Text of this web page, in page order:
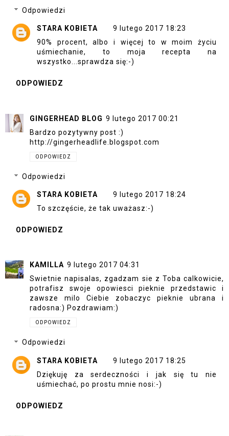
Odpowiedzi
STARA KOBIETA
9 lutego 2017 18:23
90% procent, albo i więcej to w moim życiu
uśmiechanie, to moja recepta na
wszystko...sprawdza się:-)
ODPOWIEDZ
GINGERHEAD BLOG 9 lutego 2017 00:21
Bardzo pozytywny post :)
http://gingerheadlife.blogspot.com
ODPOWIEDZ
Odpowiedzi
STARA KOBIETA
9 lutego 2017 18:24
To szczęście, że tak uważasz:-)
ODPOWIEDZ
KAMILLA 9 lutego 2017 04:31
Swietnie napisalas, zgadzam sie z Toba calkowicie,
potrafisz swoje opowiesci pieknie przedstawic i
zawsze milo Ciebie zobaczyc pieknie ubrana i
radosna:) Pozdrawiam:)
ODPOWIEDZ
Odpowiedzi
STARA KOBIETA
9 lutego 2017 18:25
Dziękuję za serdeczności i jak się tu nie
uśmiechać, po prostu mnie nosi:-)
ODPOWIEDZ